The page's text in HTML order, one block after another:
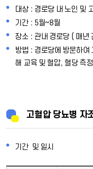
대상 : 경로당 내 노인 및
기간 : 5월~8월
장소 : 관내 경로당 ( 매년
방법 : 경로당에 방문하여
해 교육 및 혈압, 혈당 측
고혈압 당뇨병 자
기간 및 일시